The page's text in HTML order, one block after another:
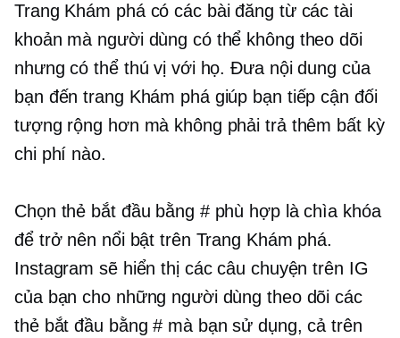
Trang Khám phá có các bài đăng từ các tài
khoản mà người dùng có thể không theo dõi
nhưng có thể thú vị với họ. Đưa nội dung của
bạn đến trang Khám phá giúp bạn tiếp cận đối
tượng rộng hơn mà không phải trả thêm bất kỳ
chi phí nào.
Chọn thẻ bắt đầu bằng # phù hợp là chìa khóa
để trở nên nổi bật trên Trang Khám phá.
Instagram sẽ hiển thị các câu chuyện trên IG
của bạn cho những người dùng theo dõi các
thẻ bắt đầu bằng # mà bạn sử dụng, cả trên